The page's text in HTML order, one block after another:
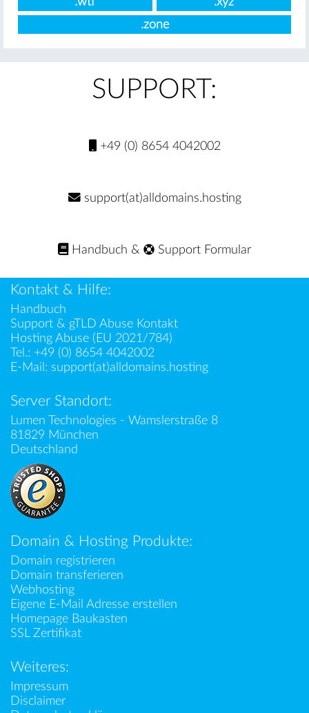
.zone
SUPPORT:
+49 (0) 8654 4042002
support(at)alldomains.hosting
Handbuch & Support Formular
Kontakt & Hilfe:
Handbuch
Support & gTLD Abuse Kontakt
Hosting Abuse (EU 2021/784)
Tel.: +49 (0) 8654 4042002
E-Mail: support(at)alldomains.hosting
Server Standort:
Lumen Technologies - Wamslerstraße 8
81829 München
Deutschland
Domain & Hosting Produkte:
Domain registrieren
Domain transferieren
Webhosting
Eigene E-Mail Adresse erstellen
Homepage Baukasten
SSL Zertifikat
Weiteres:
Impressum
Disclaimer